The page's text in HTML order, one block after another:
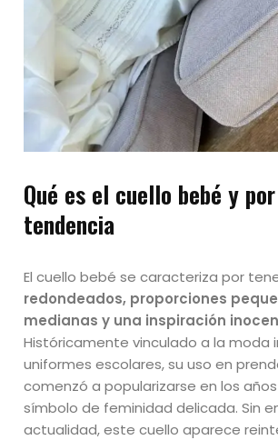
Qué es el cuello bebé y
tendencia
El cuello bebé se caracteriza por
redondeados, proporciones
medianas y una inspiración
Históricamente vinculado a la moda
uniformes escolares, su uso en
comenzó a popularizarse en los
símbolo de feminidad delicada. Sin
actualidad, este cuello aparece